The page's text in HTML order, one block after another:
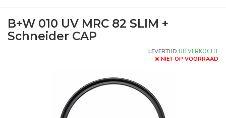
B+W 010 UV MRC 82 SLIM +
Schneider CAP
LEVERTIJD UITVERKOCHT
NIET OP VOORRAAD